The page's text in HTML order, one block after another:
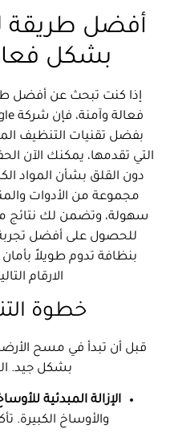
أفضل طريقة
بشكل فعال- 3
إذا كنت تبحث عن أفضل
بفضل تقنيات التنظيف
التي تقدمها، يمكنك الآن
مجموعة من الأدوات
للحصول على أفضل
بنظافة تدوم طويلاً
الارقام
خطوة
قبل أن تبدأ في مسح
بشكل جيد.
الإزالة المبدئية
والأوساخ الكبيرة.